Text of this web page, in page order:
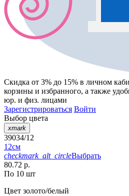
Скидка от 3% до 15% в личном
корзины и избранного, а также
юр. и физ. лицами
Зарегистрироваться Войти
Выбор цвета
xmark
39034/12
12см
checkmark_alt_circleВыбрать
80.72 р.
По 10 шт
Цвет золото/белый